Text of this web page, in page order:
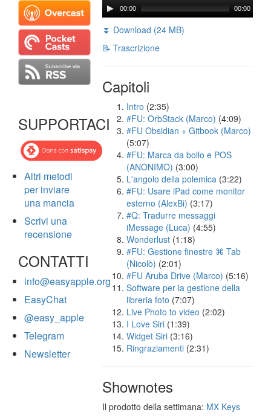
SUPPORTACI
Altri metodi
per inviare
una mancia
Scrivi una
recensione
CONTATTI
info@easyapple.org
EasyChat
@easy_apple
Telegram
Newsletter
00:00 00:00
⏬ Download (24 MB)
📝 Trascrizione
Capitoli
Intro (2:35)
#FU: OrbStack (Marco) (4:09)
#FU Obsidian + Gitbook (Marco)
(5:07)
#FU: Marca da bollo e POS
(ANONIMO) (3:00)
L'angolo della polemica (3:22)
#FU: Usare iPad come monitor
esterno (AlexBi) (3:17)
#Q: Tradurre messaggi
iMessage (Luca) (4:55)
Wonderlust (1:18)
#FU: Gestione finestre ⌘ Tab
(Nicolò) (2:01)
#FU Aruba Drive (Marco) (5:16)
Software per la gestione della
libreria foto (7:07)
Live Photo to video (2:02)
I Love Siri (1:39)
Widget Siri (3:16)
Ringraziamenti (2:31)
Shownotes
Il prodotto della settimana: MX Keys